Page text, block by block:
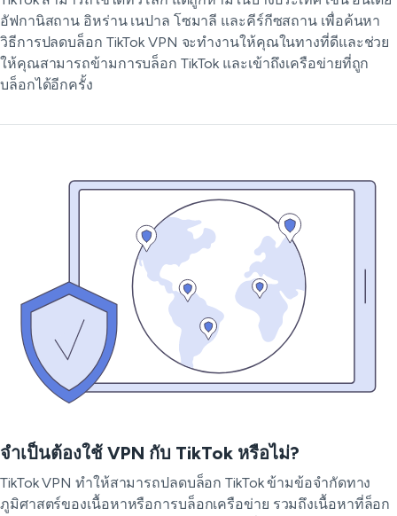
อัฟกานิสถาน อิหร่าน เนปาล โซมาลี และคีร์กีซสถาน เพื่อค้นหา
วิธีการปลดบล็อก TikTok VPN จะทำงานให้คุณในทางที่ดีและช่วย
ให้คุณสามารถข้ามการบล็อก TikTok และเข้าถึงเครือข่ายที่ถูก
บล็อกได้อีกครั้ง
จำเป็นต้องใช้ VPN กับ TikTok หรือไม่?
TikTok VPN ทำให้สามารถปลดบล็อก TikTok ข้ามข้อจำกัดทาง
ภูมิศาสตร์ของเนื้อหาหรือการบล็อกเครือข่าย รวมถึงเนื้อหาที่ล็อก